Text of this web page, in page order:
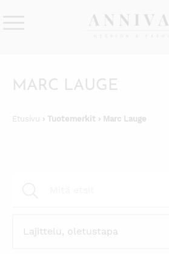
sisustusverkkokauppa
MARC LAUGE
Etusivu › Tuotemerkit › Marc Lauge